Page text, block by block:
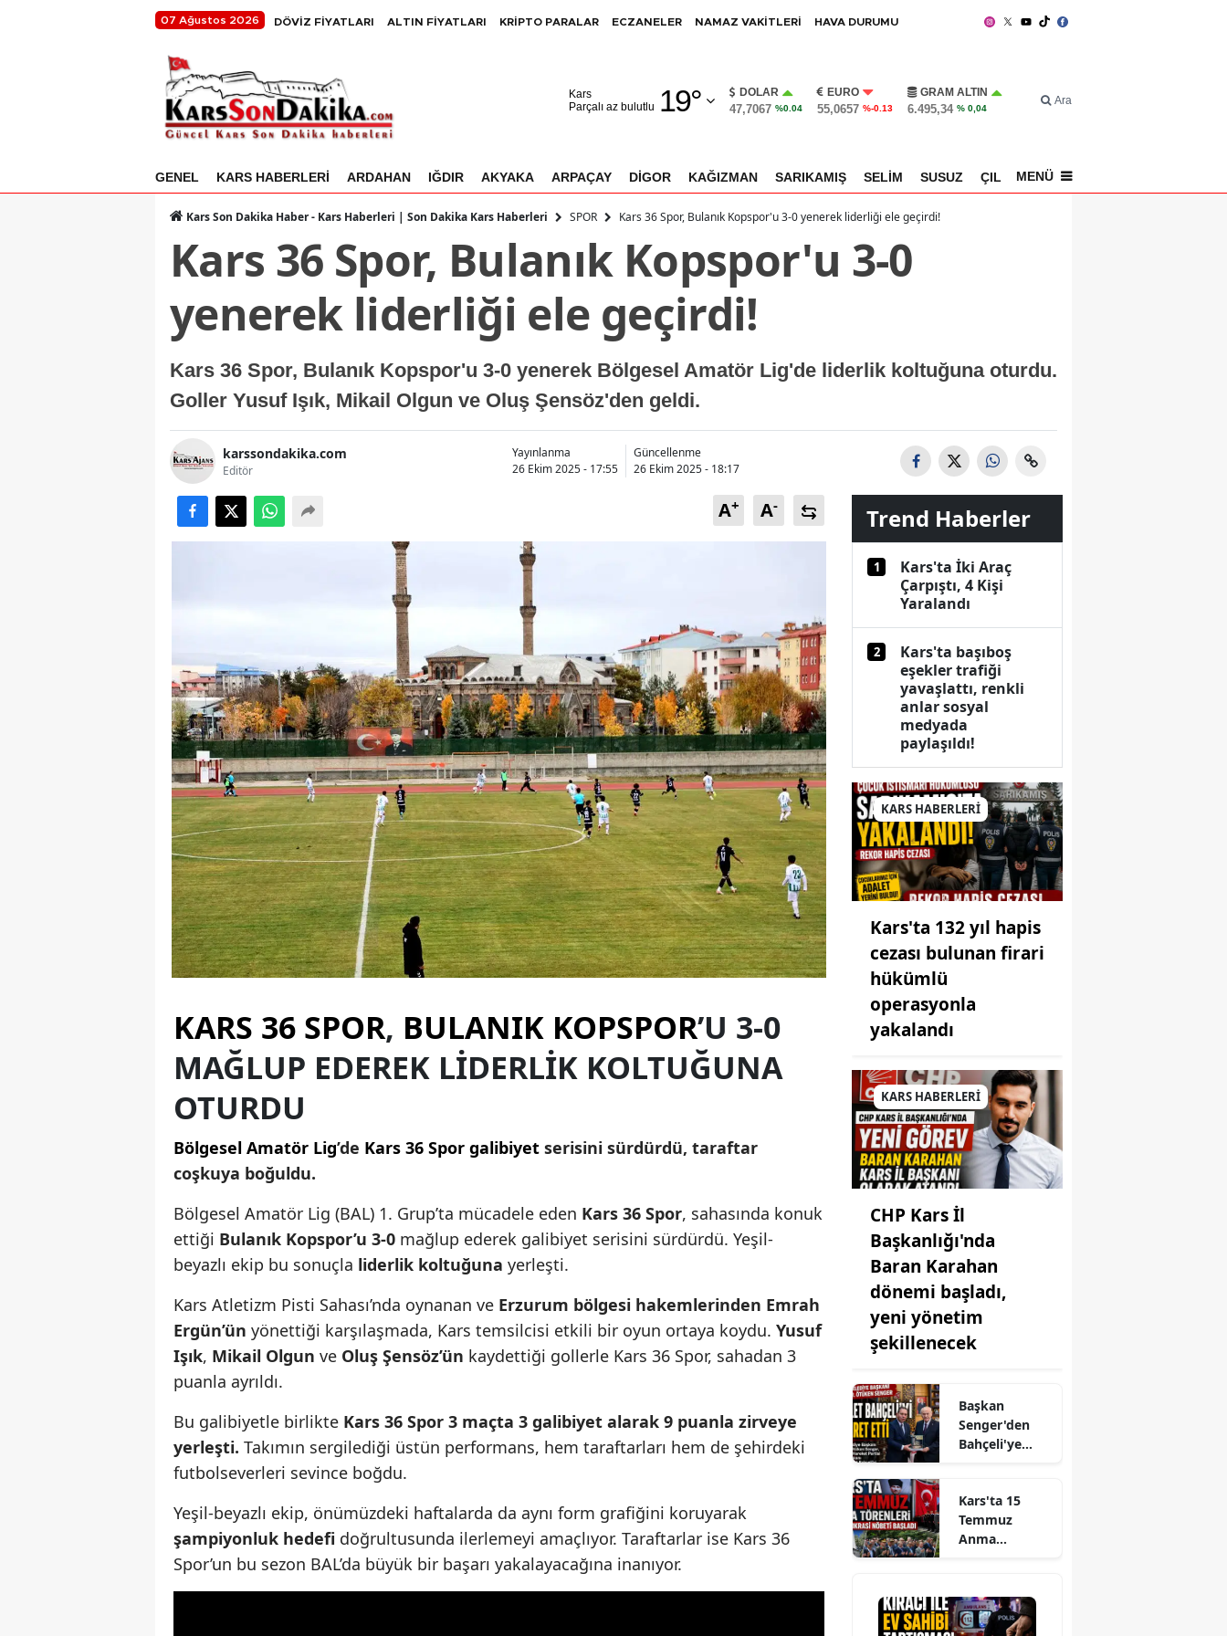
07 Ağustos 2026 DÖVİZ FİYATLARI ALTIN FİYATLARI KRİPTO PARALAR ECZANELER NAMAZ VAKİTLERİ HAVA DURUMU
Kars
Parçalı az bulutlu 19°
Adıyaman
Ankara
Antalya
Artvin
Balıkesir
Bilecik
Bingöl
Çanakkale
Çankırı
Çorum
Denizli
Diyarbakır
Edirne
Elazığ
Erzincan
Erzurum
Gaziantep
Giresun
Hakkari
Isparta
İzmir
Kars
Kayseri
Kırşehir
Kocaeli
Konya
DOLAR
47,7067 %0.04
EURO
55,0657 %-0.13
GRAM ALTIN
6.495,34 % 0,04
Ara
GENEL KARS HABERLERİ ARDAHAN IĞDIR AKYAKA ARPAÇAY DİGOR KAĞIZMAN SARIKAMIŞ SELİM SUSUZ ÇILDIR SPOR
MENÜ
Kars Son Dakika Haber - Kars Haberleri | Son Dakika Kars Haberleri SPOR Kars 36 Spor, Bulanık Kopspor'u 3-0 yenerek liderliği ele geçirdi!
Kars 36 Spor, Bulanık Kopspor'u 3-0
yenerek liderliği ele geçirdi!
Kars 36 Spor, Bulanık Kopspor'u 3-0 yenerek Bölgesel Amatör Lig'de liderlik koltuğuna oturdu.
Goller Yusuf Işık, Mikail Olgun ve Oluş Şensöz'den geldi.
karssondakika.com
Editör
Yayınlanma
26 Ekim 2025 - 17:55
Güncellenme
26 Ekim 2025 - 18:17
A+ A-
KARS 36 SPOR, BULANIK KOPSPOR’U 3-0
MAĞLUP EDEREK LIDERLIK KOLTUĞUNA
OTURDU
Bölgesel Amatör Lig’de Kars 36 Spor galibiyet serisini sürdürdü, taraftar
coşkuya boğuldu.
Bölgesel Amatör Lig (BAL) 1. Grup’ta mücadele eden Kars 36 Spor, sahasında konuk
ettiği Bulanık Kopspor’u 3-0 mağlup ederek galibiyet serisini sürdürdü. Yeşil-
beyazlı ekip bu sonuçla liderlik koltuğuna yerleşti.
Kars Atletizm Pisti Sahası’nda oynanan ve Erzurum bölgesi hakemlerinden Emrah
Ergün’ün yönettiği karşılaşmada, Kars temsilcisi etkili bir oyun ortaya koydu. Yusuf
Işık, Mikail Olgun ve Oluş Şensöz’ün kaydettiği gollerle Kars 36 Spor, sahadan 3
puanla ayrıldı.
Bu galibiyetle birlikte Kars 36 Spor 3 maçta 3 galibiyet alarak 9 puanla zirveye
yerleşti. Takımın sergilediği üstün performans, hem taraftarları hem de şehirdeki
futbolseverleri sevince boğdu.
Yeşil-beyazlı ekip, önümüzdeki haftalarda da aynı form grafiğini koruyarak
şampiyonluk hedefi doğrultusunda ilerlemeyi amaçlıyor. Taraftarlar ise Kars 36
Spor’un bu sezon BAL’da büyük bir başarı yakalayacağına inanıyor.
Trend Haberler
1
Kars'ta İki Araç
Çarpıştı, 4 Kişi
Yaralandı
2
Kars'ta başıboş
eşekler trafiği
yavaşlattı, renkli
anlar sosyal
medyada
paylaşıldı!
KARS HABERLERİ
Kars'ta 132 yıl hapis
cezası bulunan firari
hükümlü
operasyonla
yakalandı
KARS HABERLERİ
CHP Kars İl
Başkanlığı'nda
Baran Karahan
dönemi başladı,
yeni yönetim
şekillenecek
Başkan
Senger'den
Bahçeli'ye
İlgili
Bilgilendirme
Ziyareti
Kars'ta 15
Temmuz
Anma
Nöbeti Başladı